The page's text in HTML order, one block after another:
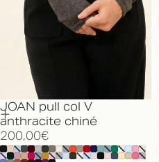
JOAN pull col V
anthracite chiné
200,00€